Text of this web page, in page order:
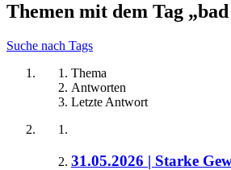
Themen mit dem Tag
Suche nach Tags
Thema
Antworten
Letzte Antwort
31.05.2026 | Starke